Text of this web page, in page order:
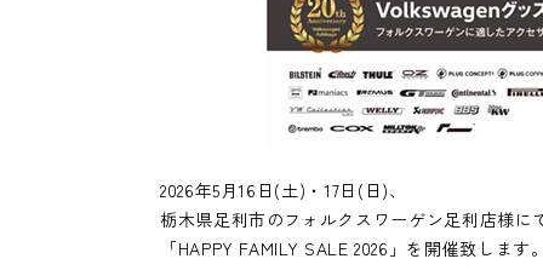
2026年5月16日(土)・17日(日)、
栃木県足利市のフォルクスワーゲン足利店様に
「HAPPY FAMILY SALE 2026」を開催致します